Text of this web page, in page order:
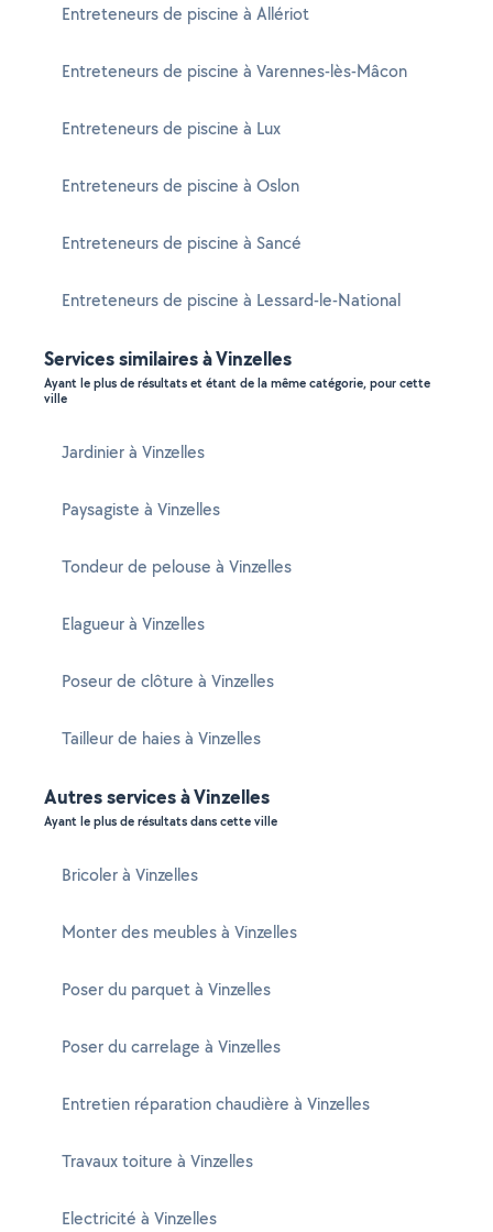
Entreteneurs de piscine à Allériot
Entreteneurs de piscine à Varennes-lès-Mâcon
Entreteneurs de piscine à Lux
Entreteneurs de piscine à Oslon
Entreteneurs de piscine à Sancé
Entreteneurs de piscine à Lessard-le-National
Services similaires à Vinzelles
Ayant le plus de résultats et étant de la même catégorie, pour cette
ville
Jardinier à Vinzelles
Paysagiste à Vinzelles
Tondeur de pelouse à Vinzelles
Elagueur à Vinzelles
Poseur de clôture à Vinzelles
Tailleur de haies à Vinzelles
Autres services à Vinzelles
Ayant le plus de résultats dans cette ville
Bricoler à Vinzelles
Monter des meubles à Vinzelles
Poser du parquet à Vinzelles
Poser du carrelage à Vinzelles
Entretien réparation chaudière à Vinzelles
Travaux toiture à Vinzelles
Electricité à Vinzelles